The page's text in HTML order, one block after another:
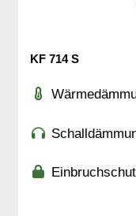
KF 714 S